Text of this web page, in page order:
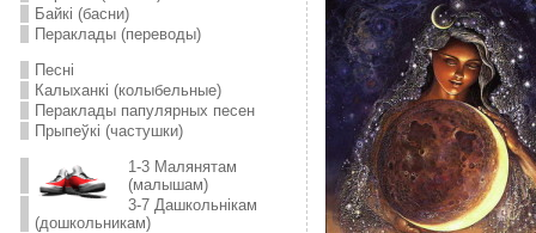
Байкі (басни)
Пераклады (переводы)
Песні
Калыханкі (колыбельные)
Пераклады папулярных песен
Прыпеўкі (частушки)
1-3 Малянятам
(малышам)
3-7 Дашкольнікам
(дошкольникам)